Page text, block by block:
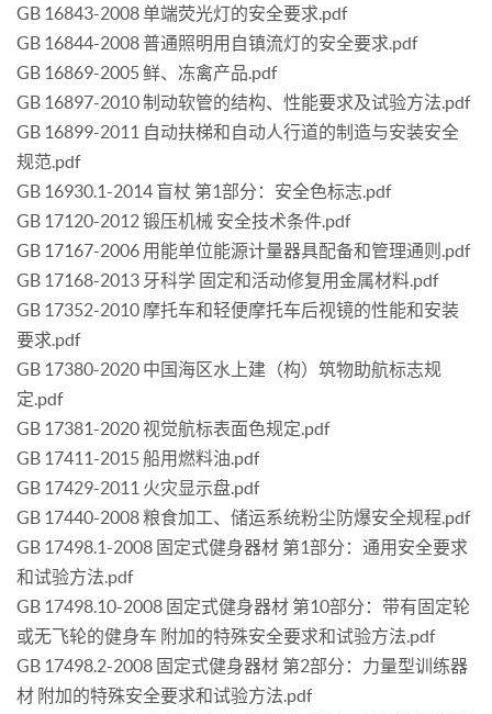
GB 16843-2008 单端荧光灯的安全要求.pdf
GB 16844-2008 普通照明用自镇流灯的安全要求.pdf
GB 16869-2005 鲜、冻禽产品.pdf
GB 16897-2010 制动软管的结构、性能要求及试验方法.pdf
GB 16899-2011 自动扶梯和自动人行道的制造与安装安全
规范.pdf
GB 16930.1-2014 盲杖 第1部分：安全色标志.pdf
GB 17120-2012 锻压机械 安全技术条件.pdf
GB 17167-2006 用能单位能源计量器具配备和管理通则.pdf
GB 17168-2013 牙科学 固定和活动修复用金属材料.pdf
GB 17352-2010 摩托车和轻便摩托车后视镜的性能和安装
要求.pdf
GB 17380-2020 中国海区水上建（构）筑物助航标志规
定.pdf
GB 17381-2020 视觉航标表面色规定.pdf
GB 17411-2015 船用燃料油.pdf
GB 17429-2011 火灾显示盘.pdf
GB 17440-2008 粮食加工、储运系统粉尘防爆安全规程.pdf
GB 17498.1-2008 固定式健身器材 第1部分：通用安全要求
和试验方法.pdf
GB 17498.10-2008 固定式健身器材 第10部分：带有固定轮
或无飞轮的健身车 附加的特殊安全要求和试验方法.pdf
GB 17498.2-2008 固定式健身器材 第2部分：力量型训练器
材 附加的特殊安全要求和试验方法.pdf